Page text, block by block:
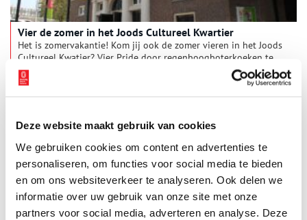
Deze website maakt gebruik van cookies
We gebruiken cookies om content en advertenties te
personaliseren, om functies voor social media te bieden
en om ons websiteverkeer te analyseren. Ook delen we
informatie over uw gebruik van onze site met onze
partners voor social media, adverteren en analyse. Deze
Vier de zomer in het Joods Cultureel Kwartier
Het is zomervakantie! Kom jij ook de zomer vieren in het Joods
Cultureel Kwatier? Vier Pride door regenboogboterkoeken te
bakken. Werk mee aan een bouwproject in het Joods Museum
junior. Na je bezoek kun je samen in het museumcafé genieten
van een typisch Joods gerecht.